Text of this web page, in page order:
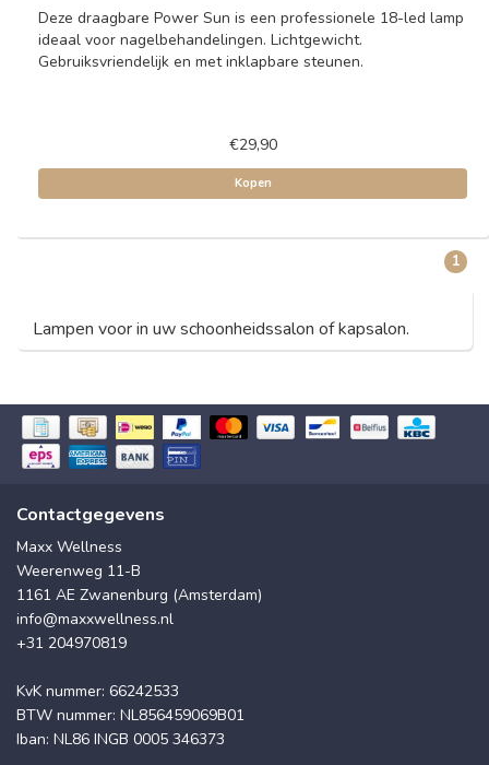
Deze draagbare Power Sun is een professionele 18-led lamp
ideaal voor nagelbehandelingen. Lichtgewicht.
Gebruiksvriendelijk en met inklapbare steunen.
€29,90
Kopen
1
Lampen voor in uw schoonheidssalon of kapsalon.
Contactgegevens
Maxx Wellness
Weerenweg 11-B
1161 AE Zwanenburg (Amsterdam)
info@maxxwellness.nl
+31 204970819
KvK nummer: 66242533
BTW nummer: NL856459069B01
Iban: NL86 INGB 0005 346373